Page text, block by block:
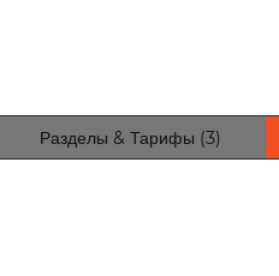
Разделы & Тарифы (3)